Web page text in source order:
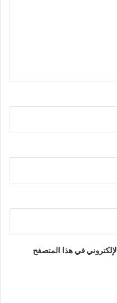
في هذا المتصفح